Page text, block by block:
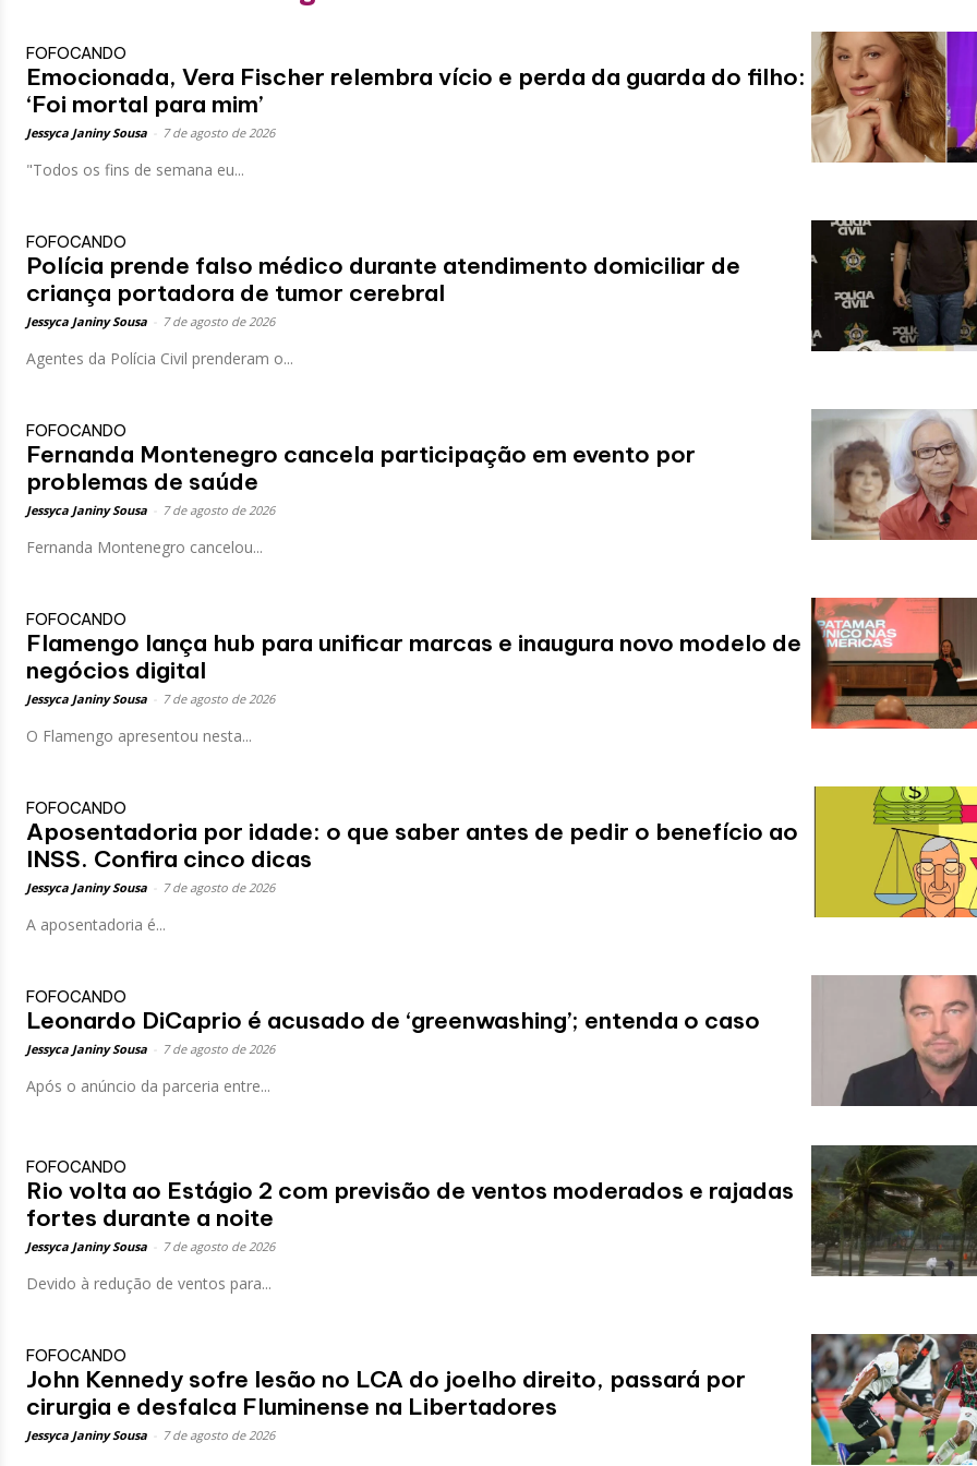
FOFOCANDO
Emocionada, Vera Fischer relembra vício e perda da guarda do filho:
‘Foi mortal para mim’
Jessyca Janiny Sousa 7 de agosto de 2026
"Todos os fins de semana eu...
FOFOCANDO
Polícia prende falso médico durante atendimento domiciliar de
criança portadora de tumor cerebral
Jessyca Janiny Sousa 7 de agosto de 2026
Agentes da Polícia Civil prenderam o...
FOFOCANDO
Fernanda Montenegro cancela participação em evento por
problemas de saúde
Jessyca Janiny Sousa 7 de agosto de 2026
Fernanda Montenegro cancelou...
FOFOCANDO
Flamengo lança hub para unificar marcas e inaugura novo modelo de
negócios digital
Jessyca Janiny Sousa 7 de agosto de 2026
O Flamengo apresentou nesta...
FOFOCANDO
Aposentadoria por idade: o que saber antes de pedir o benefício ao
INSS. Confira cinco dicas
Jessyca Janiny Sousa 7 de agosto de 2026
A aposentadoria é...
FOFOCANDO
Leonardo DiCaprio é acusado de ‘greenwashing’; entenda o caso
Jessyca Janiny Sousa 7 de agosto de 2026
Após o anúncio da parceria entre...
FOFOCANDO
Rio volta ao Estágio 2 com previsão de ventos moderados e rajadas
fortes durante a noite
Jessyca Janiny Sousa 7 de agosto de 2026
Devido à redução de ventos para...
FOFOCANDO
John Kennedy sofre lesão no LCA do joelho direito, passará por
cirurgia e desfalca Fluminense na Libertadores
Jessyca Janiny Sousa 7 de agosto de 2026